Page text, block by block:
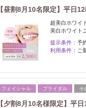
【昼割8月10名限定】平日
超美白ホワイ
美白ホワイト
提示条件： 予
利用条件： ご
フェイシャル ブライダル そ
【夕割8月10名様限定】平